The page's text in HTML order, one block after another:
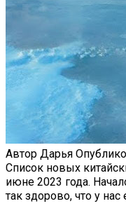
Автор Дарья
Список новых
июне 2023 года.
так здорово, что у